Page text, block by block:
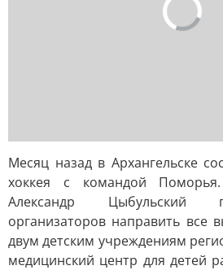
Месяц назад в Архангельске
хоккея с командой Поморья.
Александр Цыбульский
организаторов направить все
двум детским учреждениям
медицинский центр для детей